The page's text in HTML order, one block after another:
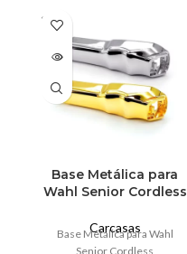
SOLD
OUT
Base Metálica para
Wahl Senior Cordless
Carcasas
Base Metálica para Wahl
Senior Cordless